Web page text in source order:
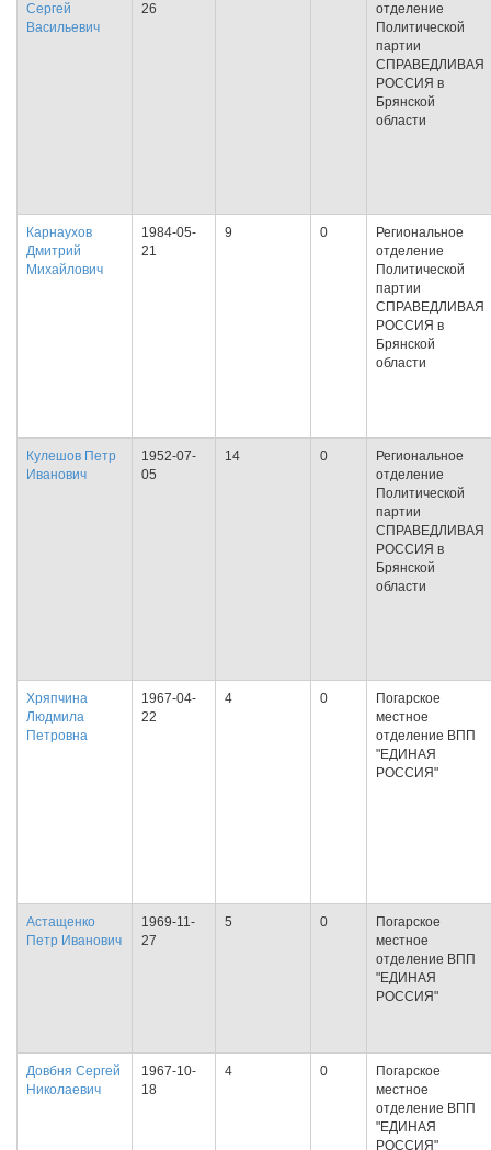
Сергей
Васильевич
26
отделение
Политической
партии
СПРАВЕДЛИВАЯ
РОССИЯ в
Брянской
области
Карнаухов
Дмитрий
Михайлович
1984-05-
21
9 0
Региональное
отделение
Политической
партии
СПРАВЕДЛИВАЯ
РОССИЯ в
Брянской
области
Кулешов Петр
Иванович
1952-07-
05
14 0
Региональное
отделение
Политической
партии
СПРАВЕДЛИВАЯ
РОССИЯ в
Брянской
области
Хряпчина
Людмила
Петровна
1967-04-
22
4 0
Погарское
местное
отделение ВПП
"ЕДИНАЯ
РОССИЯ"
Астащенко
Петр Иванович
1969-11-
27
5 0
Погарское
местное
отделение ВПП
"ЕДИНАЯ
РОССИЯ"
Довбня Сергей
Николаевич
1967-10-
18
4 0
Погарское
местное
отделение ВПП
"ЕДИНАЯ
РОССИЯ"